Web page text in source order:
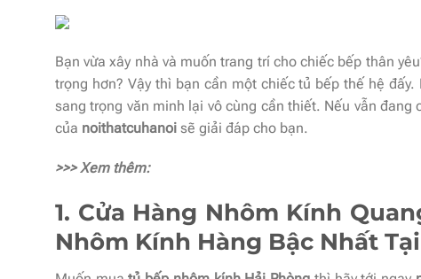
Bạn vừa xây nhà và muốn trang trí cho chiếc bếp thân
trọng hơn? Vậy thì bạn cần một chiếc tủ bếp thế hệ
sang trọng văn minh lại vô cùng cần thiết. Nếu vẫn đang
của noithatcuhanoi sẽ giải đáp cho bạn.
>>> Xem thêm:
1. Cửa Hàng Nhôm Kính
Nhôm Kính Hàng Bậc Nhất